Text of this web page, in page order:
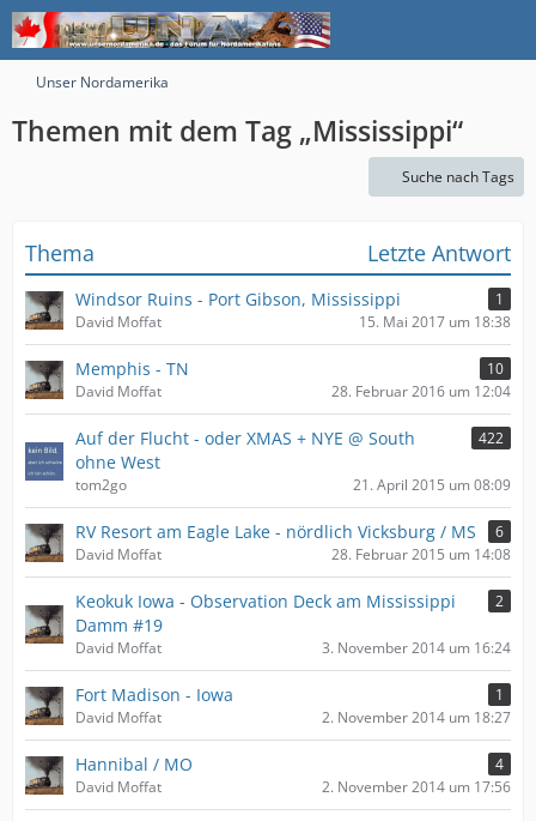
Unser Nordamerika
Themen mit dem Tag „Mississippi“
Suche nach Tags
Thema Letzte Antwort
Windsor Ruins - Port Gibson, Mississippi
1
David Moffat
15. Mai 2017 um 18:38
Memphis - TN
10
David Moffat
28. Februar 2016 um 12:04
Auf der Flucht - oder XMAS + NYE @ South
ohne West
422
tom2go 21. April 2015 um 08:09
RV Resort am Eagle Lake - nördlich Vicksburg / MS
6
David Moffat
28. Februar 2015 um 14:08
Keokuk Iowa - Observation Deck am Mississippi
Damm #19
2
David Moffat 3. November 2014 um 16:24
Fort Madison - Iowa
1
David Moffat
2. November 2014 um 18:27
Hannibal / MO
4
David Moffat
2. November 2014 um 17:56